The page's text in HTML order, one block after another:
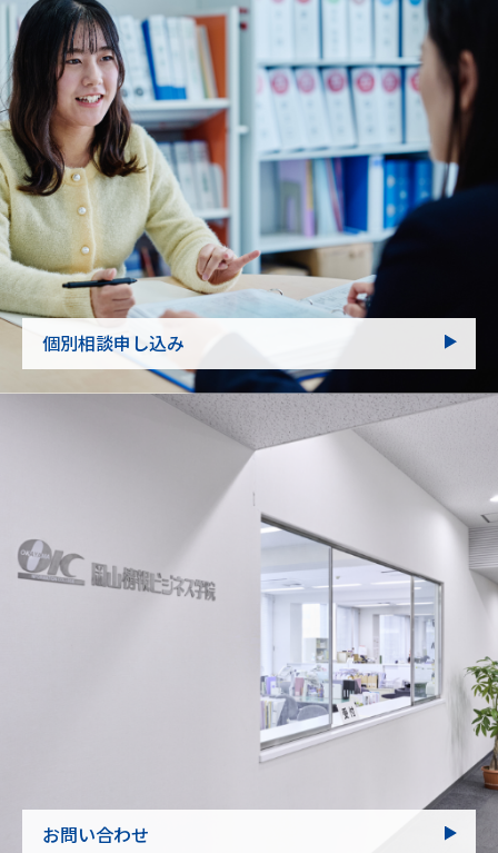
個別相談申し込み
お問い合わせ